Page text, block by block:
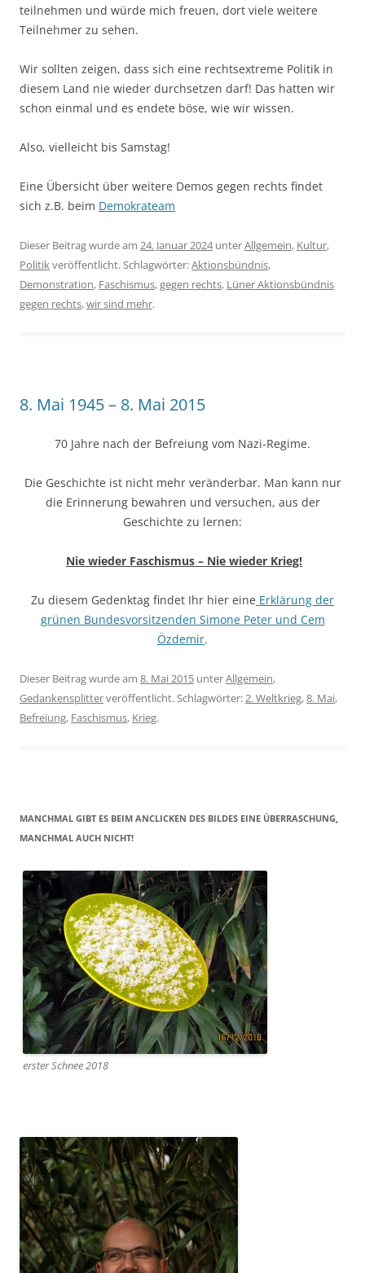
teilnehmen und würde mich freuen, dort viele weitere
Teilnehmer zu sehen.
Wir sollten zeigen, dass sich eine rechtsextreme Politik in
diesem Land nie wieder durchsetzen darf! Das hatten wir
schon einmal und es endete böse, wie wir wissen.
Also, vielleicht bis Samstag!
Eine Übersicht über weitere Demos gegen rechts findet
sich z.B. beim Demokrateam
Dieser Beitrag wurde am 24. Januar 2024unterAllgemein, Kultur,
Politikveröffentlicht. Schlagwörter:Aktionsbündnis,
Demonstration, Faschismus,gegen rechts, Lüner Aktionsbündnis
gegen rechts,wir sind mehr.
8. Mai 1945 – 8. Mai 2015
70 Jahre nach der Befreiung vom Nazi-Regime.
Die Geschichte ist nicht mehr veränderbar. Man kann nur
die Erinnerung bewahren und versuchen, aus der
Geschichte zu lernen:
Nie wieder Faschismus – Nie wieder Krieg!
Zu diesem Gedenktag findet Ihr hier eine Erklärung der
grünen Bundesvorsitzenden Simone Peter und Cem
Özdemir.
Dieser Beitrag wurde am 8. Mai 2015 unterAllgemein,
Gedankensplitterveröffentlicht. Schlagwörter:2. Weltkrieg,8. Mai,
Befreiung, Faschismus, Krieg.
MANCHMAL GIBT ES BEIM ANCLICKEN DES BILDES EINE ÜBERRASCHUNG,
MANCHMAL AUCH NICHT!
erster Schnee 2018